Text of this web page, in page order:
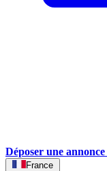
Déposer une annonce
France